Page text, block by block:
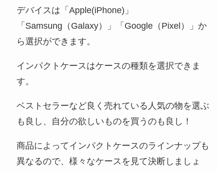
デバイスは「Apple(iPhone)」
「Samsung（Galaxy）」「Google（Pixel）」か
ら選択ができます。
インパクトケースはケースの種類を選択できま
す。
ベストセラーなど良く売れている人気の物を選ぶ
も良し、自分の欲しいものを買うのも良し！
商品によってインパクトケースのラインナップも
異なるので、様々なケースを見て決断しましょ